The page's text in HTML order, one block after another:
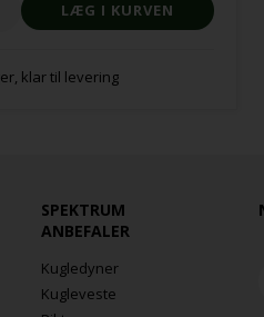
klar til levering
SPEKTRUM
ANBEFALER
Kugledyner
Kugleveste